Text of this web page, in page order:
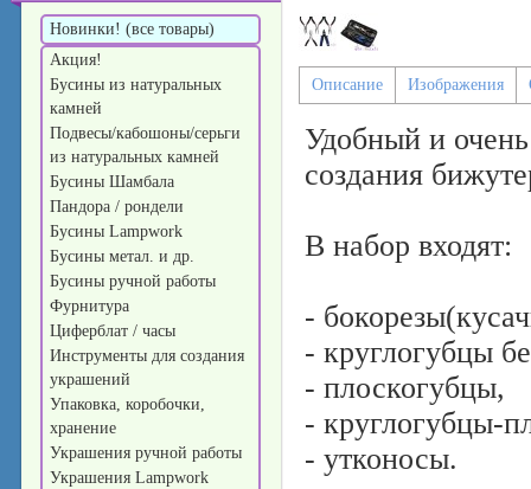
Новинки! (все товары)
Акция!
Бусины из натуральных
камней
Подвесы/кабошоны/серьги
из натуральных камней
Бусины Шамбала
Пандора / рондели
Бусины Lampwork
Бусины метал. и др.
Бусины ручной работы
Фурнитура
Циферблат / часы
Инструменты для создания
украшений
Упаковка, коробочки,
хранение
Украшения ручной работы
Украшения Lampwork
Описание Изображения
Удобный и
создания
В набор входят:
-
- круглогубцы
- плоскогубцы,
- круглогубцы-
- утконосы.